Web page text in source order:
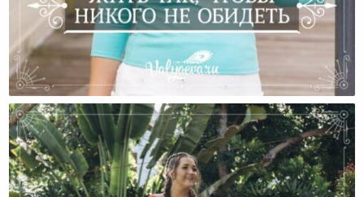
Жить Так, Чтобы Никого Не Обидеть